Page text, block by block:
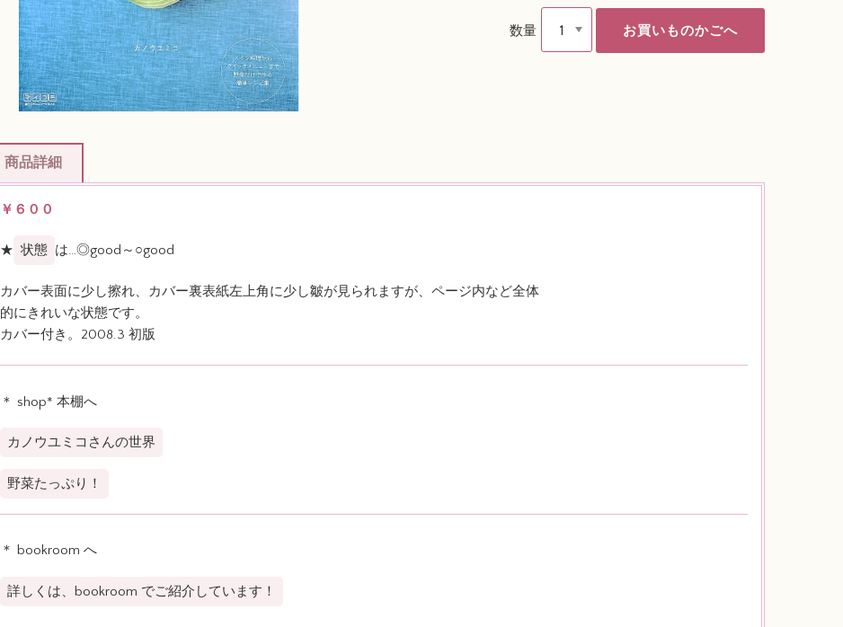
数量
商品詳細
￥６００
★ 状態 は…◎good～○good
カバー表面に少し擦れ、カバー裏表紙左上角に少し皺が見られますが、ページ内など全体
的にきれいな状態です。
カバー付き。2008.3 初版
＊ shop* 本棚へ
カノウユミコさんの世界
野菜たっぷり！
＊ bookroom へ
詳しくは、bookroom でご紹介しています！